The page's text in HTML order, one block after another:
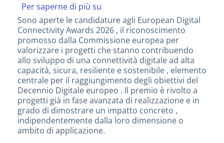
Per saperne di più su
Digital
Connectivity
Awards
2026:
aperte
le
candidature
per
i
migliori
progetti
di
connettività
Sono aperte le candidature agli European Digital
Connectivity Awards 2026 , il riconoscimento
promosso dalla Commissione europea per
valorizzare i progetti che stanno contribuendo
allo sviluppo di una connettività digitale ad alta
capacità, sicura, resiliente e sostenibile , elemento
centrale per il raggiungimento degli obiettivi del
Decennio Digitale europeo . Il premio è rivolto a
progetti già in fase avanzata di realizzazione e in
grado di dimostrare un impatto concreto ,
indipendentemente dalla loro dimensione o
ambito di applicazione.